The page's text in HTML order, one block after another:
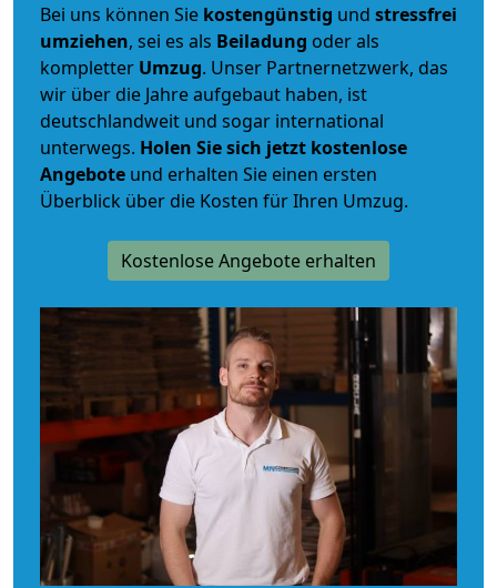
Bei uns können Sie kostengünstig und stressfrei
umziehen, sei es als Beiladung oder als
kompletter Umzug. Unser Partnernetzwerk, das
wir über die Jahre aufgebaut haben, ist
deutschlandweit und sogar international
unterwegs. Holen Sie sich jetzt kostenlose
Angebote und erhalten Sie einen ersten
Überblick über die Kosten für Ihren Umzug.
Kostenlose Angebote erhalten